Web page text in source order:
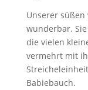
Unserer
wunderbar.
die vielen
vermehrt mit
Babiebauch.